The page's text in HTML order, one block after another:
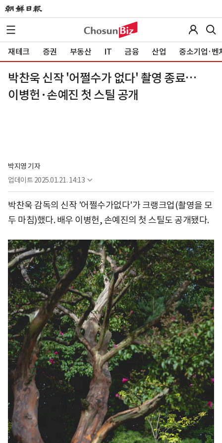
재테크 증권 부동산 IT 금융 산업 중소기업·벤
박찬욱 신작 '어쩔수가 없다' 촬영 종료…
이병헌·손예진 첫 스틸 공개
박지영 기자
업데이트 2025.01.21. 14:13
박찬욱 감독의 신작 '어쩔수가없다'가 크랭크업(촬영을 모
두 마침)했다. 배우 이병헌, 손예진의 첫 스틸도 공개됐다.